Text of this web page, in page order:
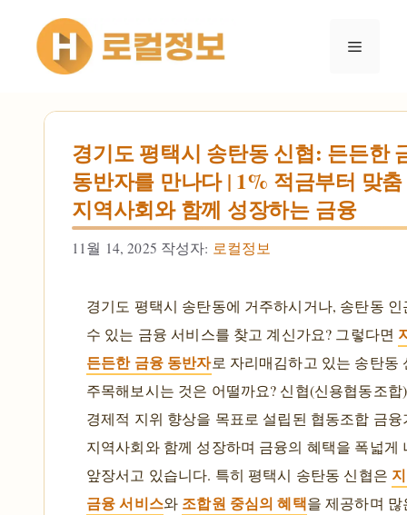
건너뛰기
메뉴
경기도 평택시 송탄동 신협: 든든한
동반자를 만나다 | 1% 적금부터 맞
지역사회와 함께 성장하는 금융
11월 14, 2025 작성자: 로컬정보
경기도 평택시 송탄동에 거주하시거나, 송탄동
수 있는 금융 서비스를 찾고 계신가요? 그렇다면
든든한 금융 동반자로 자리매김하고 있는 송탄동
주목해보시는 것은 어떨까요? 신협(신용협동조
경제적 지위 향상을 목표로 설립된 협동조합 금
지역사회와 함께 성장하며 금융의 혜택을 폭넓게
앞장서고 있습니다. 특히 평택시 송탄동 신협은
금융 서비스와 조합원 중심의 혜택을 제공하며